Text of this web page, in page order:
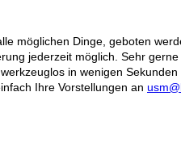
möglichen Dinge, geboten
jederzeit möglich. Sehr
in wenigen Sekunden
Ihre Vorstellungen an